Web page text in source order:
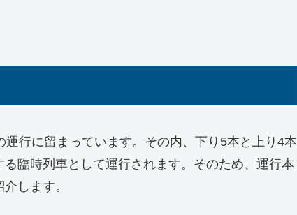
行に留まっています。その内、下り5本と上り4本
臨時列車として運行されます。そのため、運行本
します。